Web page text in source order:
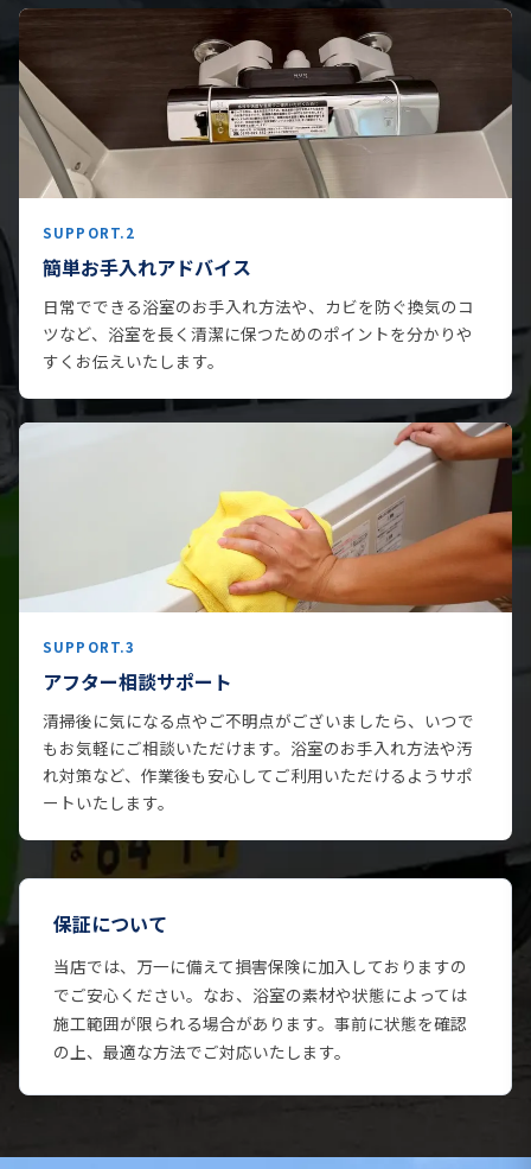
SUPPORT.2
簡単お手入れアドバイス
日常でできる浴室のお手入れ方法や、カビを防ぐ換気のコ
ツなど、浴室を長く清潔に保つためのポイントを分かりや
すくお伝えいたします。
SUPPORT.3
アフター相談サポート
清掃後に気になる点やご不明点がございましたら、いつで
もお気軽にご相談いただけます。浴室のお手入れ方法や汚
れ対策など、作業後も安心してご利用いただけるようサポ
ートいたします。
保証について
当店では、万一に備えて損害保険に加入しておりますの
でご安心ください。なお、浴室の素材や状態によっては
施工範囲が限られる場合があります。事前に状態を確認
の上、最適な方法でご対応いたします。